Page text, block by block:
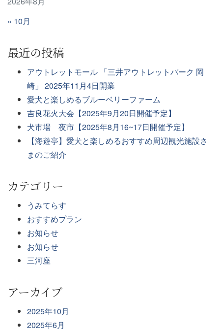
« 10月
最近の投稿
アウトレットモール 「三井アウトレットパーク 岡
崎」 2025年11月4日開業
愛犬と楽しめるブルーベリーファーム
吉良花火大会【2025年9月20日開催予定】
犬市場 夜市【2025年8月16~17日開催予定】
【海遊亭】愛犬と楽しめるおすすめ周辺観光施設さ
まのご紹介
カテゴリー
うみてらす
おすすめプラン
お知らせ
お知らせ
三河座
アーカイブ
2025年10月
2025年6月